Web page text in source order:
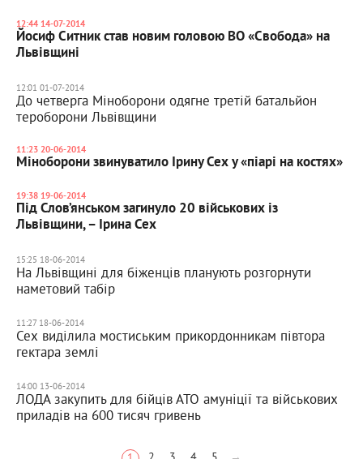
12:44 14-07-2014
Йосиф Ситник став новим головою ВО «Свобода» на
Львівщині
12:01 01-07-2014
До четверга Міноборони одягне третій батальйон
тероборони Львівщини
11:23 20-06-2014
Міноборони звинуватило Ірину Сех у «піарі на костях»
19:38 19-06-2014
Під Слов’янськом загинуло 20 військових із
Львівщини, – Ірина Сех
15:25 18-06-2014
На Львівщині для біженців планують розгорнути
наметовий табір
11:27 18-06-2014
Сех виділила мостиським прикордонникам півтора
гектара землі
14:00 13-06-2014
ЛОДА закупить для бійців АТО амуніції та військових
приладів на 600 тисяч гривень